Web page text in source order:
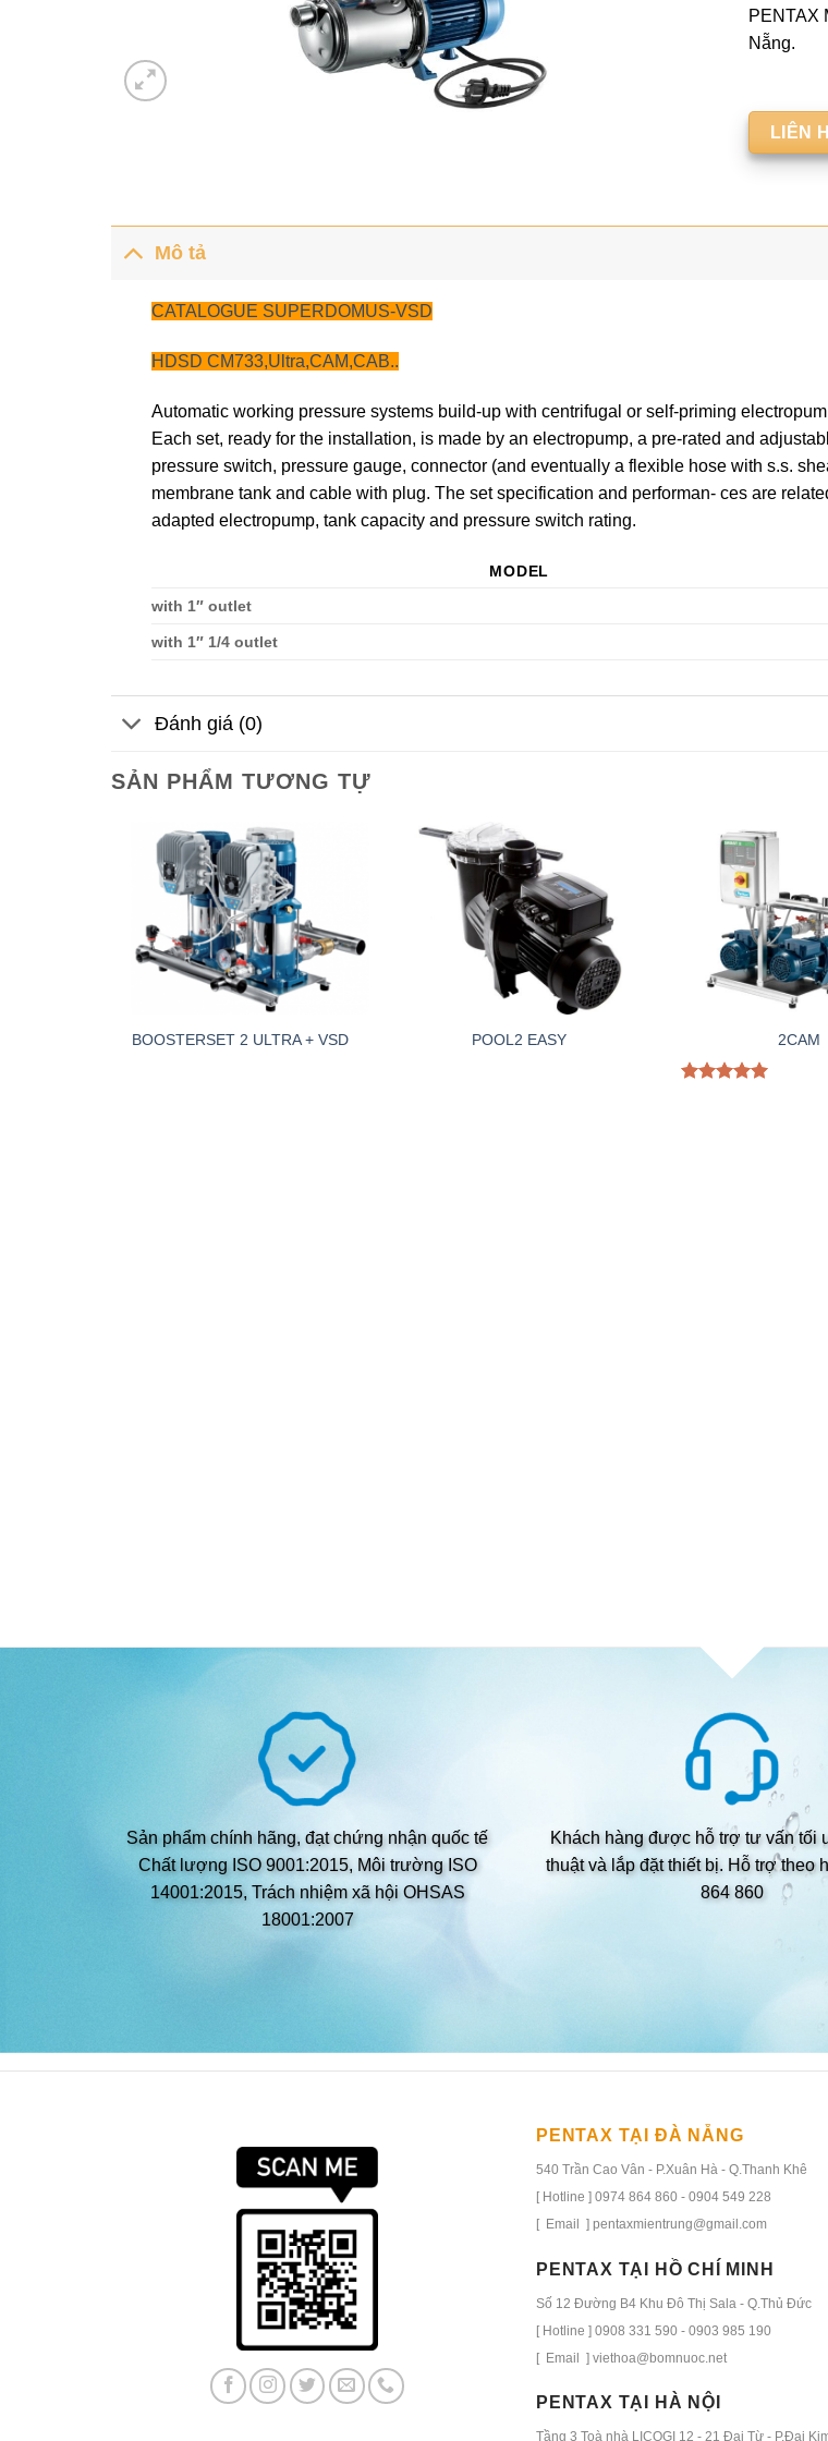
PENTAX
Nẵng.
LIÊN
Mô tả
CATALOGUE SUPERDOMUS-VSD
HDSD CM733,Ultra,CAM,CAB..
Automatic working pressure systems build-up with centrifugal or self-priming
Each set, ready for the installation, is made by an electropump, a pre-rated and
pressure switch, pressure gauge, connector (and eventually a flexible hose with s.s.
membrane tank and cable with plug. The set specification and performan- ces are
adapted electropump, tank capacity and pressure switch rating.
MODEL
with 1″ outlet
with 1″ 1/4 outlet
Đánh giá (0)
SẢN PHẨM TƯƠNG TỰ
BOOSTERSET 2 ULTRA + VSD POOL2 EASY 2CAM
Sản phẩm chính hãng, đạt chứng nhận quốc tế
Chất lượng ISO 9001:2015, Môi trường ISO
14001:2015, Trách nhiệm xã hội OHSAS
18001:2007
Khách hàng được hỗ trợ tư vấn tối
thuật và lắp đặt thiết bị. Hỗ trợ theo
864 860
PENTAX TẠI ĐÀ NẴNG
540 Trần Cao Vân - P.Xuân Hà - Q.Thanh Khê
[ Hotline ] 0974 864 860 - 0904 549 228
[ Email ] pentaxmientrung@gmail.com
PENTAX TẠI HỒ CHÍ MINH
Số 12 Đường B4 Khu Đô Thị Sala - Q.Thủ Đức
[ Hotline ] 0908 331 590 - 0903 985 190
[ Email ] viethoa@bomnuoc.net
PENTAX TẠI HÀ NỘI
Tầng 3 Toà nhà LICOGI 12 - 21 Đại Từ - P.Đại